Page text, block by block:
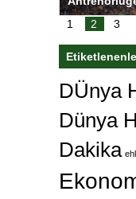
1
2 3
DÜnya
Dünya
Dakika